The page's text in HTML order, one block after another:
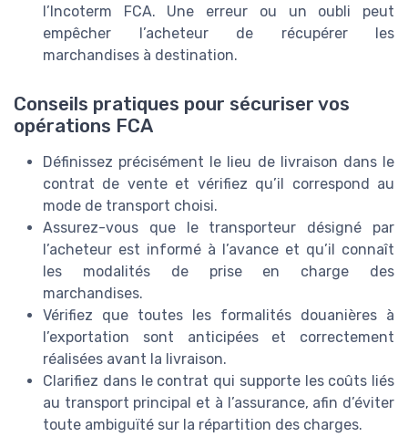
l’Incoterm FCA. Une erreur ou un oubli peut
empêcher l’acheteur de récupérer les
marchandises à destination.
Conseils pratiques pour sécuriser vos
opérations FCA
Définissez précisément le lieu de livraison dans le
contrat de vente et vérifiez qu’il correspond au
mode de transport choisi.
Assurez-vous que le transporteur désigné par
l’acheteur est informé à l’avance et qu’il connaît
les modalités de prise en charge des
marchandises.
Vérifiez que toutes les formalités douanières à
l’exportation sont anticipées et correctement
réalisées avant la livraison.
Clarifiez dans le contrat qui supporte les coûts liés
au transport principal et à l’assurance, afin d’éviter
toute ambiguïté sur la répartition des charges.